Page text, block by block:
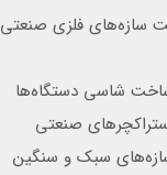
سازه‌های فلزی صنعتی
شاسی دستگاه‌ها
صنعتی
سبک و سنگین